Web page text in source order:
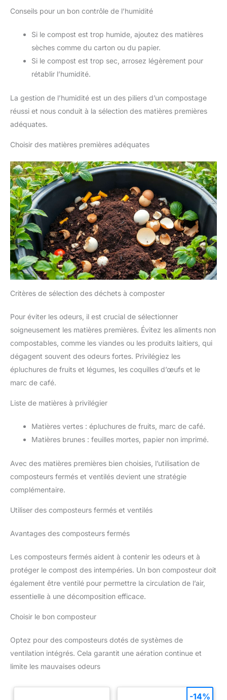
Conseils pour un bon contrôle de l’humidité
Si le compost est trop humide, ajoutez des matières
sèches comme du carton ou du papier.
Si le compost est trop sec, arrosez légèrement pour
rétablir l’humidité.
La gestion de l’humidité est un des piliers d’un compostage
réussi et nous conduit à la sélection des matières premières
adéquates.
Choisir des matières premières adéquates
Critères de sélection des déchets à composter
Pour éviter les odeurs, il est crucial de sélectionner
soigneusement les matières premières. Évitez les aliments non
compostables, comme les viandes ou les produits laitiers, qui
dégagent souvent des odeurs fortes. Privilégiez les
épluchures de fruits et légumes, les coquilles d’œufs et le
marc de café.
Liste de matières à privilégier
Matières vertes : épluchures de fruits, marc de café.
Matières brunes : feuilles mortes, papier non imprimé.
Avec des matières premières bien choisies, l’utilisation de
composteurs fermés et ventilés devient une stratégie
complémentaire.
Utiliser des composteurs fermés et ventilés
Avantages des composteurs fermés
Les composteurs fermés aident à contenir les odeurs et à
protéger le compost des intempéries. Un bon composteur doit
également être ventilé pour permettre la circulation de l’air,
essentielle à une décomposition efficace.
Choisir le bon composteur
Optez pour des composteurs dotés de systèmes de
ventilation intégrés. Cela garantit une aération continue et
limite les mauvaises odeurs
-14%